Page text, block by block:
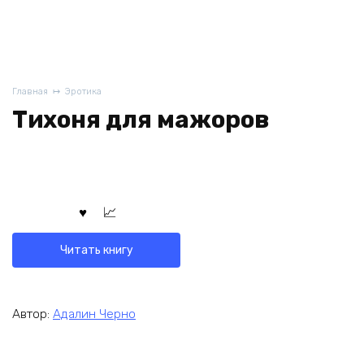
Главная Эротика
Тихоня для мажоров
Читать книгу
Автор: Адалин Черно